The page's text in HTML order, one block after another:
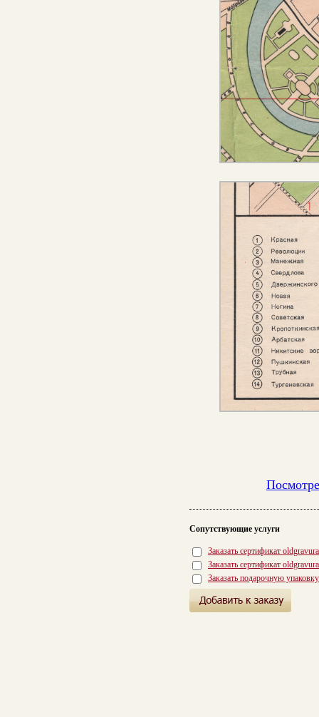
Сопутствующие услуги
Заказать сертификат
Заказать сертификат
Заказать подарочную